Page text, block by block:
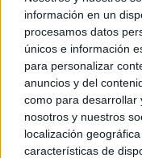
información en un
procesamos datos
únicos e información
para personalizar
anuncios y del
como para desarrollar
nosotros y nuestros
localización
características de
© Kiosko.net Aviso